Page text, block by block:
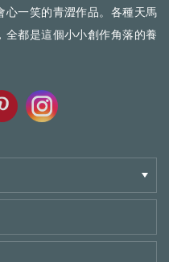
心一笑的青澀作品。各種天馬
全都是這個小小創作角落的養